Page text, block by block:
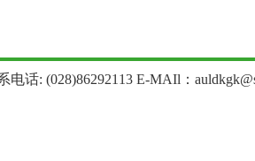
话: (028)86292113 E-MAIl：